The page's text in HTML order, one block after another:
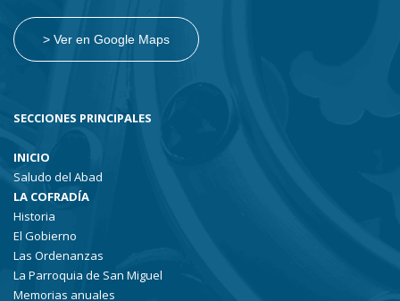
> Ver en Google Maps
SECCIONES PRINCIPALES
INICIO
Saludo del Abad
LA COFRADÍA
Historia
El Gobierno
Las Ordenanzas
La Parroquia de San Miguel
Memorias anuales